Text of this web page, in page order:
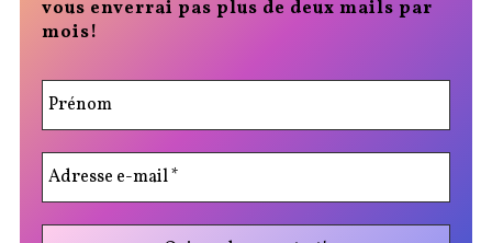
vous enverrai pas plus de deux mails par
mois!